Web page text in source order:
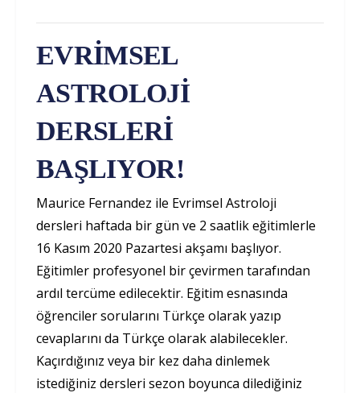
EVRİMSEL
ASTROLOJİ
DERSLERİ
BAŞLIYOR!
Maurice Fernandez ile Evrimsel Astroloji
dersleri haftada bir gün ve 2 saatlik eğitimlerle
16 Kasım 2020 Pazartesi akşamı başlıyor.
Eğitimler profesyonel bir çevirmen tarafından
ardıl tercüme edilecektir. Eğitim esnasında
öğrenciler sorularını Türkçe olarak yazıp
cevaplarını da Türkçe olarak alabilecekler.
Kaçırdığınız veya bir kez daha dinlemek
istediğiniz dersleri sezon boyunca dilediğiniz